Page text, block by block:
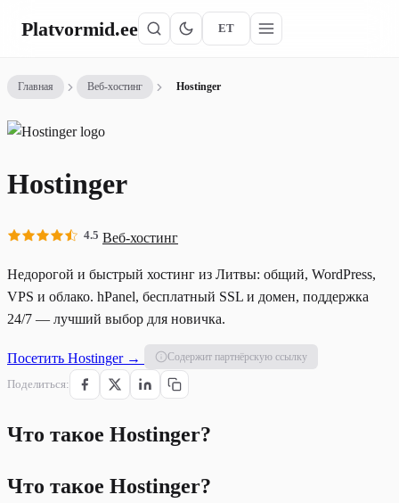
Platvormid.ee ET
Главная Веб-хостинг Hostinger
Hostinger
4.5 Веб-хостинг
Недорогой и быстрый хостинг из Литвы: общий, WordPress,
VPS и облако. hPanel, бесплатный SSL и домен, поддержка
24/7 — лучший выбор для новичка.
Посетить Hostinger → Содержит партнёрскую ссылку
Поделиться:
Что такое Hostinger?
Что такое Hostinger?